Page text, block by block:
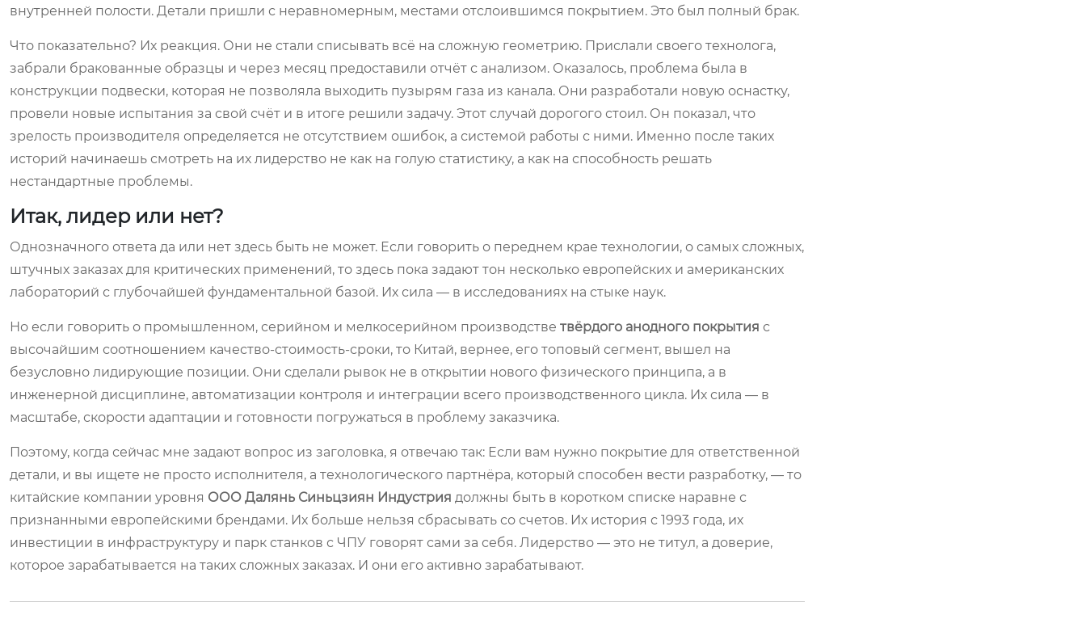
внутренней полости. Детали пришли с неравномерным, местами отслоившимся покрытием. Это был полный брак.
Что показательно? Их реакция. Они не стали списывать всё на сложную геометрию. Прислали своего технолога,
забрали бракованные образцы и через месяц предоставили отчёт с анализом. Оказалось, проблема была в
конструкции подвески, которая не позволяла выходить пузырям газа из канала. Они разработали новую оснастку,
провели новые испытания за свой счёт и в итоге решили задачу. Этот случай дорогого стоил. Он показал, что
зрелость производителя определяется не отсутствием ошибок, а системой работы с ними. Именно после таких
историй начинаешь смотреть на их лидерство не как на голую статистику, а как на способность решать
нестандартные проблемы.
Итак, лидер или нет?
Однозначного ответа да или нет здесь быть не может. Если говорить о переднем крае технологии, о самых сложных,
штучных заказах для критических применений, то здесь пока задают тон несколько европейских и американских
лабораторий с глубочайшей фундаментальной базой. Их сила — в исследованиях на стыке наук.
Но если говорить о промышленном, серийном и мелкосерийном производстве твёрдого анодного покрытия с
высочайшим соотношением качество-стоимость-сроки, то Китай, вернее, его топовый сегмент, вышел на
безусловно лидирующие позиции. Они сделали рывок не в открытии нового физического принципа, а в
инженерной дисциплине, автоматизации контроля и интеграции всего производственного цикла. Их сила — в
масштабе, скорости адаптации и готовности погружаться в проблему заказчика.
Поэтому, когда сейчас мне задают вопрос из заголовка, я отвечаю так: Если вам нужно покрытие для ответственной
детали, и вы ищете не просто исполнителя, а технологического партнёра, который способен вести разработку, — то
китайские компании уровня ООО Далянь Синьцзиян Индустрия должны быть в коротком списке наравне с
признанными европейскими брендами. Их больше нельзя сбрасывать со счетов. Их история с 1993 года, их
инвестиции в инфраструктуру и парк станков с ЧПУ говорят сами за себя. Лидерство — это не титул, а доверие,
которое зарабатывается на таких сложных заказах. И они его активно зарабатывают.